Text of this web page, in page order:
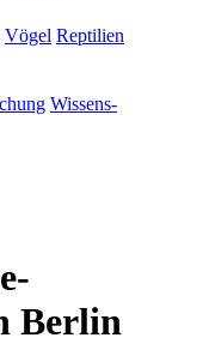
Vögel Reptilien
Wissens-
Berlin